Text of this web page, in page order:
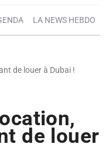
LA NEWS HEBDO
de louer à Dubai !
de louer